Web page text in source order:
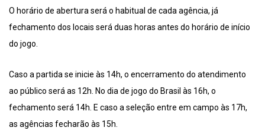
O horário de abertura será o habitual de cada agência, já
fechamento dos locais será duas horas antes do horário de início
do jogo.
Caso a partida se inicie às 14h, o encerramento do atendimento
ao público será as 12h. No dia de jogo do Brasil às 16h, o
fechamento será 14h. E caso a seleção entre em campo às 17h,
as agências fecharão às 15h.